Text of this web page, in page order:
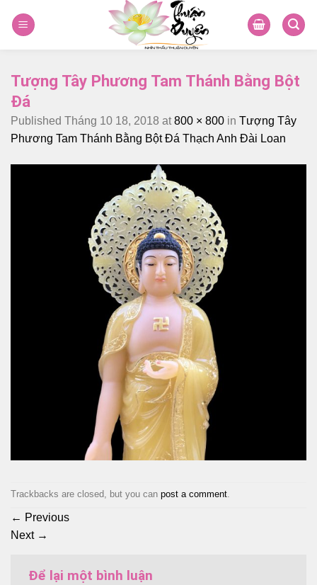
Tượng Tây Phương Tam Thánh Bằng Bột
Đá
Published Tháng 10 18, 2018 at 800 × 800 in Tượng Tây
Phương Tam Thánh Bằng Bột Đá Thạch Anh Đài Loan
Trackbacks are closed, but you can post a comment.
← Previous
Next →
Để lại một bình luận